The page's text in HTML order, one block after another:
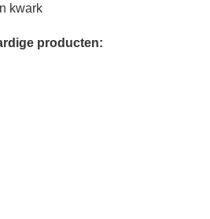
kwark
producten: